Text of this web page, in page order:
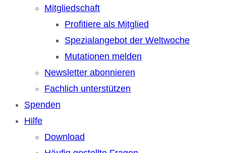
Mitgliedschaft
Profitiere als Mitglied
Spezialangebot der Weltwoche
Mutationen melden
Newsletter abonnieren
Fachlich unterstützen
Spenden
Hilfe
Download